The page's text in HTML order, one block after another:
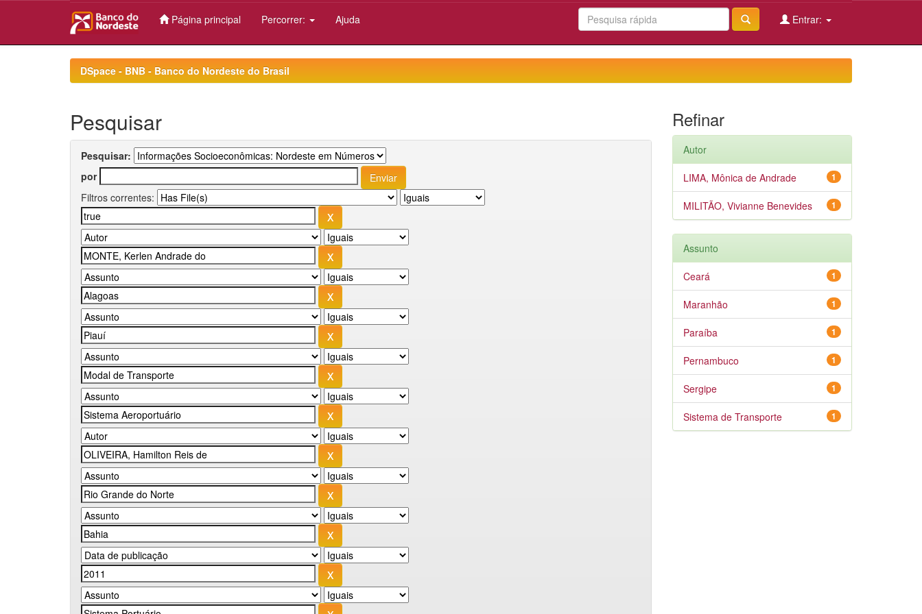
Página principal Percorrer: Ajuda Entrar:
DSpace - BNB - Banco do Nordeste do Brasil
Pesquisar
Pesquisar:
por
Filtros correntes:
Refinar
Autor
1
LIMA, Mônica de Andrade
1
MILITÃO, Vivianne Benevides
Assunto
1
Ceará
1
Maranhão
1
Paraíba
1
Pernambuco
1
Sergipe
1
Sistema de Transporte